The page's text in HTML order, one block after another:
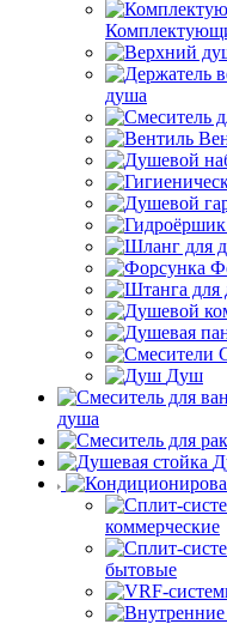
душа
Душ
душа
коммерческие
бытовые